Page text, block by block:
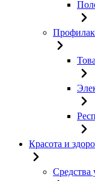
Красота и
Средства